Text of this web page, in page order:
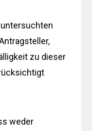
untersuchten
zu dieser
weder